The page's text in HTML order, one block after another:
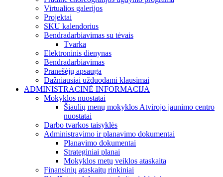
Virtualios galerijos
Projektai
SKU kalendorius
Bendradarbiavimas su tėvais
Tvarka
Elektroninis dienynas
Bendradarbiavimas
Pranešėjų apsauga
Dažniausiai užduodami klausimai
ADMINISTRACINĖ INFORMACIJA
Mokyklos nuostatai
Šiaulių menų mokyklos Atvirojo jaunimo centro
nuostatai
Darbo tvarkos taisyklės
Administravimo ir planavimo dokumentai
Planavimo dokumentai
Strateginiai planai
Mokyklos metų veiklos ataskaita
Finansinių ataskaitų rinkiniai